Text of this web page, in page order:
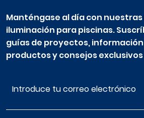
Manténgase al día con
iluminación para piscinas.
guías de proyectos,
productos y consejos